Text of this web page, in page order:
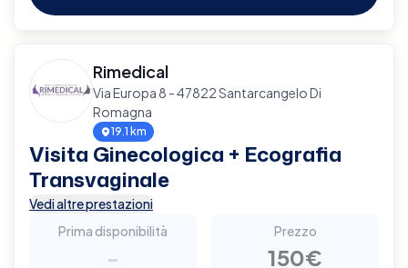
Rimedical
Via Europa 8 - 47822 Santarcangelo Di
Romagna
19.1 km
Visita Ginecologica + Ecografia
Transvaginale
Vedi altre prestazioni
Prima disponibilità
-
Prezzo
150€